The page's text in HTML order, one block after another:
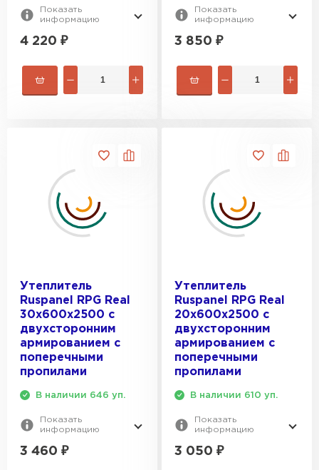
Показать
информацию
4 220 ₽
Показать
информацию
3 850 ₽
Утеплитель
Ruspanel RPG Real
30х600х2500 с
двухсторонним
армированием с
поперечными
пропилами
В наличии 646 уп.
Показать
информацию
3 460 ₽
Утеплитель
Ruspanel RPG Real
20х600х2500 с
двухсторонним
армированием с
поперечными
пропилами
В наличии 610 уп.
Показать
информацию
3 050 ₽
Утеплитель Basfiber
Утеплитель Теплекс
Утеплитель Изомин
ПЕРЕЙТИ
Рулонная кровля Брит
ПЕРЕЙТИ
Утеплитель Knauf
Утеплитель Брит
Утеплитель Тимплэкс